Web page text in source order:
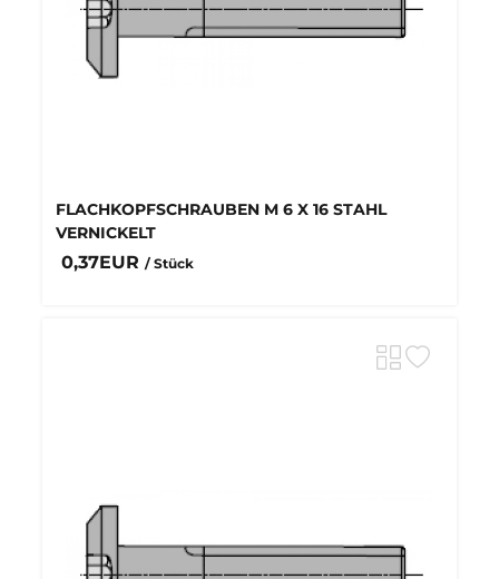
FLACHKOPFSCHRAUBEN M 6 X 16 STAHL
VERNICKELT
0,37EUR / Stück